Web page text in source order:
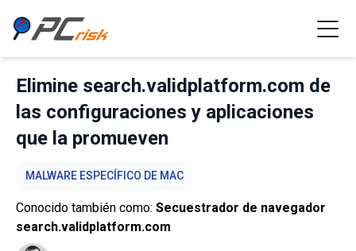
Elimine search.validplatform.com de
las configuraciones y aplicaciones
que la promueven
MALWARE ESPECÍFICO DE MAC
Conocido también como: Secuestrador de navegador
search.validplatform.com